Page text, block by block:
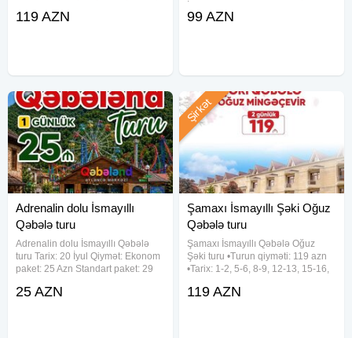
✓Qiymətə daxildir: - Komfortlu
119 AZN
25-26 İyul Turun Qiyməti: 89
99 AZN
Adrenalin dolu İsmayıllı
Qəbələ turu
Adrenalin dolu İsmayıllı Qəbələ
turu Tarix: 20 İyul Qiymət: Ekonom
paket: 25 Azn Standart paket: 29
xidməti Ekskursiyalar Səhər
25 AZN
Şamaxı İsmayıllı Şəki Oğuz
Qəbələ turu
Şamaxı İsmayıllı Qəbələ Oğuz
Şəki turu •Turun qiyməti: 119 azn
•Tarix: 1-2, 5-6, 8-9, 12-13, 15-16,
✓Qiymətə daxildir: - Komfortlu
Şirkət
119 AZN